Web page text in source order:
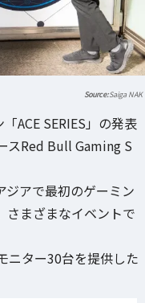
Saiga NAK
ACE SERIES」の発表
スRed Bull Gaming S
ジアで最初のゲーミン
さまざまなイベントで
ニター30台を提供した